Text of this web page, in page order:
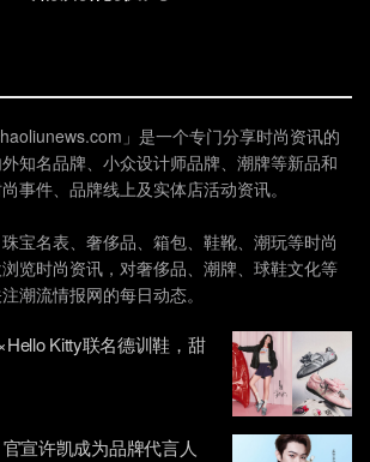
」是一个专门分享时尚资讯的
知名品牌、小众设计师品牌、潮牌等新品和
事件、品牌线上及实体店活动资讯。
宝名表、奢侈品、箱包、鞋靴、潮玩等时尚
览时尚资讯，对奢侈品、潮牌、球鞋文化等
潮流情报网的每日动态。
Kitty联名德训鞋，甜
宣许凯成为品牌代言人